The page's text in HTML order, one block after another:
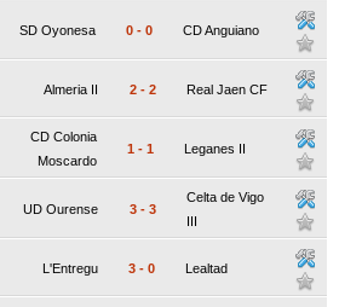
SD Oyonesa 0 - 0 CD Anguiano
Almeria II 2 - 2 Real Jaen CF
CD Colonia
Moscardo
1 - 1 Leganes II
UD Ourense 3 - 3
Celta de Vigo
III
L'Entregu 3 - 0 Lealtad